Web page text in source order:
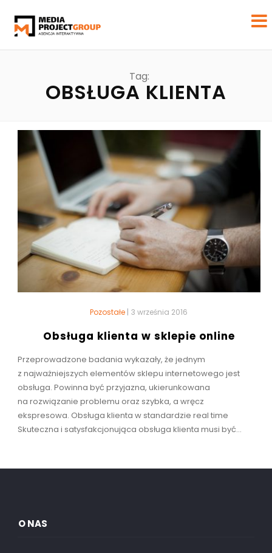
Tag:
OBSŁUGA KLIENTA
Pozostałe | 3 września 2016
Obsługa klienta w sklepie online
Przeprowadzone badania wykazały, że jednym
z najważniejszych elementów sklepu internetowego jest
obsługa. Powinna być przyjazna, ukierunkowana
na rozwiązanie problemu oraz szybka, a wręcz
ekspresowa. Obsługa klienta w standardzie real time
Skuteczna i satysfakcjonująca obsługa klienta musi być...
O NAS